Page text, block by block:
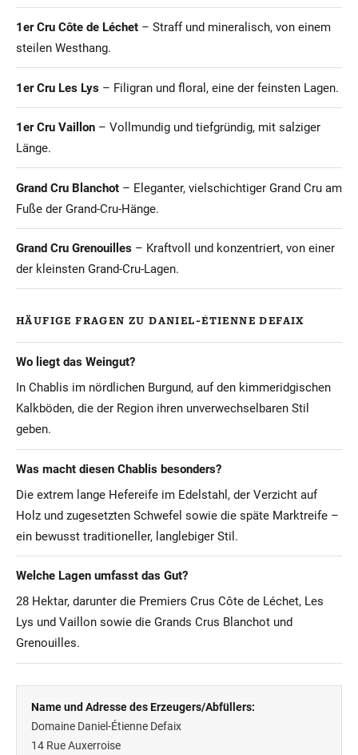
1er Cru Côte de Léchet – Straff und mineralisch, von einem
steilen Westhang.
1er Cru Les Lys – Filigran und floral, eine der feinsten Lagen.
1er Cru Vaillon – Vollmundig und tiefgründig, mit salziger
Länge.
Grand Cru Blanchot – Eleganter, vielschichtiger Grand Cru am
Fuße der Grand-Cru-Hänge.
Grand Cru Grenouilles – Kraftvoll und konzentriert, von einer
der kleinsten Grand-Cru-Lagen.
HÄUFIGE FRAGEN ZU DANIEL-ÉTIENNE DEFAIX
Wo liegt das Weingut?
In Chablis im nördlichen Burgund, auf den kimmeridgischen
Kalkböden, die der Region ihren unverwechselbaren Stil
geben.
Was macht diesen Chablis besonders?
Die extrem lange Hefereife im Edelstahl, der Verzicht auf
Holz und zugesetzten Schwefel sowie die späte Marktreife –
ein bewusst traditioneller, langlebiger Stil.
Welche Lagen umfasst das Gut?
28 Hektar, darunter die Premiers Crus Côte de Léchet, Les
Lys und Vaillon sowie die Grands Crus Blanchot und
Grenouilles.
Name und Adresse des Erzeugers/Abfüllers:
Domaine Daniel-Étienne Defaix
14 Rue Auxerroise